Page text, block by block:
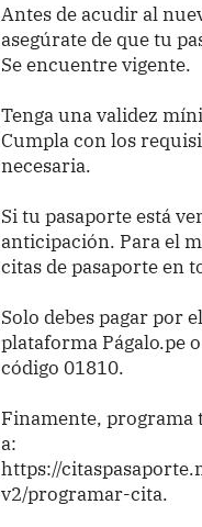
Antes de acudir al
asegúrate de que tu
Se encuentre vigente.
Tenga una validez
Cumpla con los
necesaria.
Si tu pasaporte está
anticipación. Para el
citas de pasaporte en
Solo debes pagar por
plataforma Págalo.pe
código 01810.
Finamente, programa
a:
https://
v2/programar-cita.